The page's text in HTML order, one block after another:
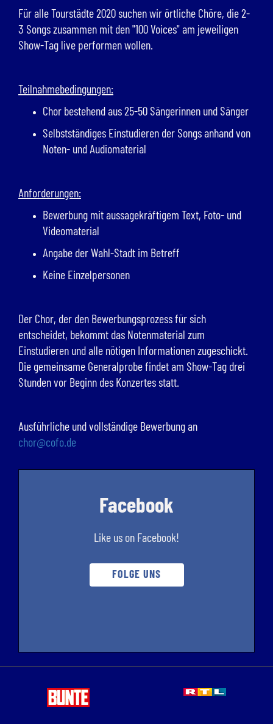
Für alle Tourstädte 2020 suchen wir örtliche Chöre, die 2-
3 Songs zusammen mit den "100 Voices" am jeweiligen
Show-Tag live performen wollen.
Teilnahmebedingungen:
Chor bestehend aus 25-50 Sängerinnen und Sänger
Selbstständiges Einstudieren der Songs anhand von
Noten- und Audiomaterial
Anforderungen:
Bewerbung mit aussagekräftigem Text, Foto- und
Videomaterial
Angabe der Wahl-Stadt im Betreff
Keine Einzelpersonen
Der Chor, der den Bewerbungsprozess für sich
entscheidet, bekommt das Notenmaterial zum
Einstudieren und alle nötigen Informationen zugeschickt.
Die gemeinsame Generalprobe findet am Show-Tag drei
Stunden vor Beginn des Konzertes statt.
Ausführliche und vollständige Bewerbung an
chor@cofo.de
Facebook
Like us on Facebook!
FOLGE UNS